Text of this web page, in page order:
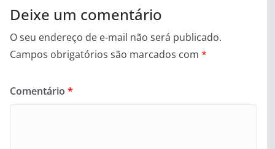
Deixe um comentário
O seu endereço de e-mail não será publicado.
Campos obrigatórios são marcados com *
Comentário *